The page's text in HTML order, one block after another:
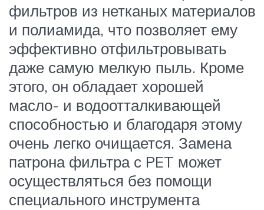
фильтров из нетканых материалов
и полиамида, что позволяет ему
эффективно отфильтровывать
даже самую мелкую пыль. Кроме
этого, он обладает хорошей
масло- и водоотталкивающей
способностью и благодаря этому
очень легко очищается. Замена
патрона фильтра с PET может
осуществляться без помощи
специального инструмента